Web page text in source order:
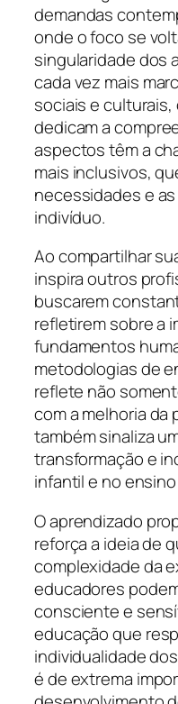
demandas
onde o foco se
singularidade dos
cada vez mais
sociais e
dedicam a
aspectos têm a
mais inclusivos,
necessidades e
indivíduo.
Ao compartilhar
inspira outros
buscarem
refletirem sobre a
fundamentos
metodologias de
reflete não
com a melhoria da
também sinaliza
transformação e
infantil e no
O aprendizado
reforça a ideia de
complexidade da
educadores
consciente e
educação que
individualidade
é de extrema